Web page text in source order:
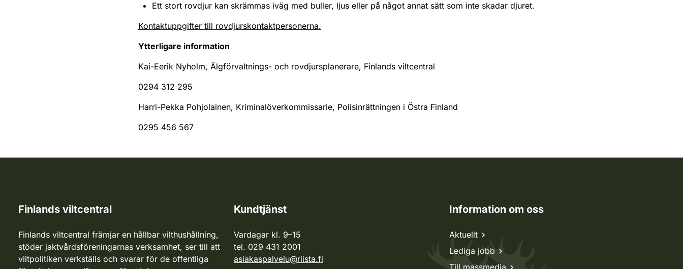
Ett stort rovdjur kan skrämmas iväg med buller, ljus eller på något annat sätt som inte skadar djuret.
Kontaktuppgifter till rovdjurskontaktpersonerna.
Ytterligare information
Kai-Eerik Nyholm, Älgförvaltnings- och rovdjursplanerare, Finlands viltcentral
0294 312 295
Harri-Pekka Pohjolainen, Kriminalöverkommissarie, Polisinrättningen i Östra Finland
0295 456 567
Finlands viltcentral
Finlands viltcentral främjar en hållbar vilthushållning,
stöder jaktvårdsföreningarnas verksamhet, ser till att
viltpolitiken verkställs och svarar för de offentliga
Kundtjänst
Vardagar kl. 9–15
tel. 029 431 2001
asiakaspalvelu@riista.fi
Information om oss
Aktuellt
Lediga jobb
Till massmedia